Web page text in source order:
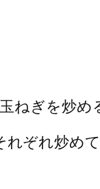
ねぎを炒
ぞれ炒め